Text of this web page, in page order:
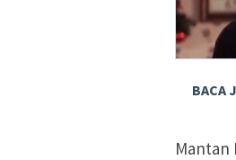
BACA
Mantan